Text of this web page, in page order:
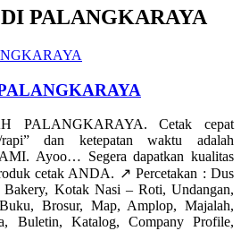
PALANGKARAYA
PALANGKARAYA. Cetak cepat
rapi” dan ketepatan waktu adalah
Ayoo… Segera dapatkan kualitas
cetak ANDA. ↗️ Percetakan : Dus
Bakery, Kotak Nasi – Roti, Undangan,
Brosur, Map, Amplop, Majalah,
Buletin, Katalog, Company Profile,